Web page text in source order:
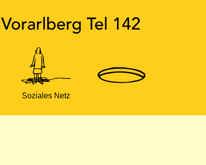
Soziales Netz